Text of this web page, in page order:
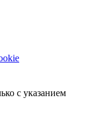
с указанием